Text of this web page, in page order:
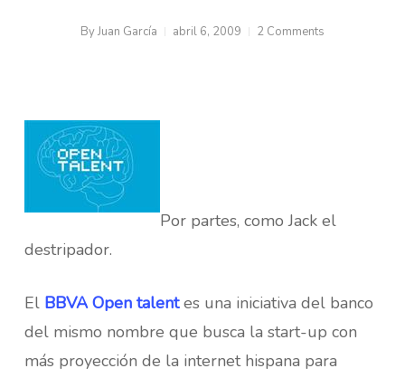
ByJuan García abril 6, 2009 2 Comments
Por partes, como Jack el
destripador.
El BBVA Open talentes una iniciativa del banco
del mismo nombre que busca la start-up con
más proyección de la internet hispana para